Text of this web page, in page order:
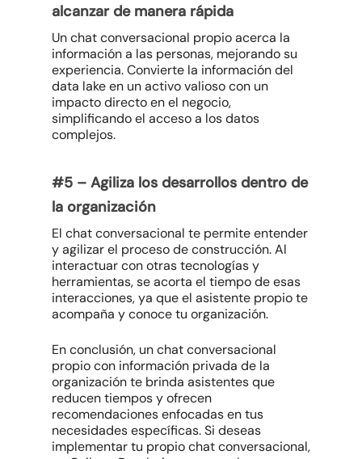
alcanzar de manera rápida
Un chat conversacional propio acerca la
información a las personas, mejorando su
experiencia. Convierte la información del
data lake en un activo valioso con un
impacto directo en el negocio,
simplificando el acceso a los datos
complejos.
#5 – Agiliza los desarrollos dentro de
la organización
El chat conversacional te permite entender
y agilizar el proceso de construcción. Al
interactuar con otras tecnologías y
herramientas, se acorta el tiempo de esas
interacciones, ya que el asistente propio te
acompaña y conoce tu organización.
En conclusión, un chat conversacional
propio con información privada de la
organización te brinda asistentes que
reducen tiempos y ofrecen
recomendaciones enfocadas en tus
necesidades específicas. Si deseas
implementar tu propio chat conversacional,